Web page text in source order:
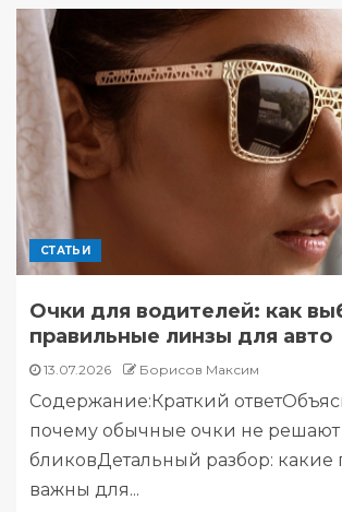
СТАТЬИ
Очки для водителей: как
правильные линзы для авто
13.07.2026 Борисов Максим
Содержание:Краткий
почему обычные очки не
бликовДетальный разбор: какие
важны для...